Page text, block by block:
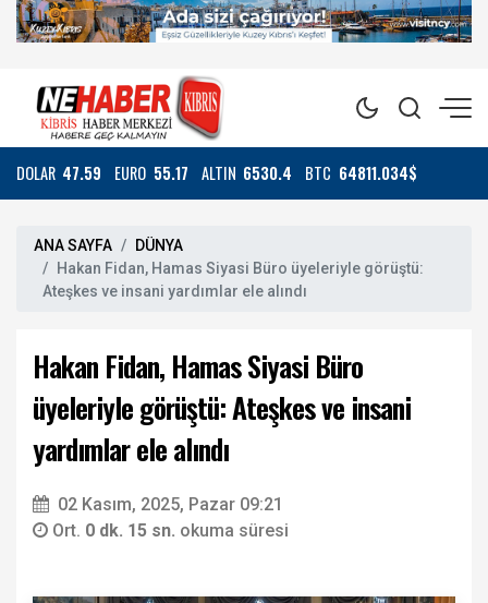
DOLAR 47.59 EURO 55.17 ALTIN 6530.4 BTC 64811.034$
ANA SAYFA
DÜNYA
Hakan Fidan, Hamas Siyasi Büro üyeleriyle görüştü:
Ateşkes ve insani yardımlar ele alındı
Hakan Fidan, Hamas Siyasi Büro
üyeleriyle görüştü: Ateşkes ve insani
yardımlar ele alındı
02 Kasım, 2025, Pazar 09:21
Ort. 0 dk. 15 sn. okuma süresi